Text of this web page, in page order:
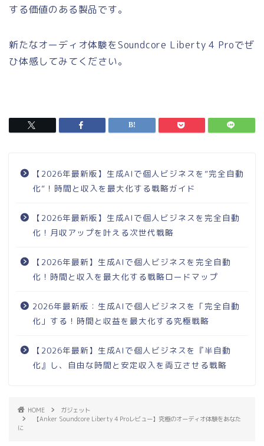
する価値のある製品です。
新たなオーディオ体験をSoundcore Liberty 4 Proでぜ
ひ体感してみてください。
【2026年最新版】生成AIで個人ビジネスを”完全自動
化”！時間と収入を最大化する戦略ガイド
【2026年最新版】生成AIで個人ビジネスを完全自動
化！月収アップを叶える次世代戦略
【2026年最新】生成AIで個人ビジネスを完全自動
化！時間と収入を最大化する戦略ロードマップ
2026年最新版：生成AIで個人ビジネスを「完全自動
化」する！時間と収益を最大化する究極戦略
【2026年最新】生成AIで個人ビジネスを『半自動
化』し、自由な時間と安定収入を両立させる戦略
HOME
ガジェット
【Anker Soundcore Liberty 4 Proレビュー】究極のオーディオ体験をあなた
に